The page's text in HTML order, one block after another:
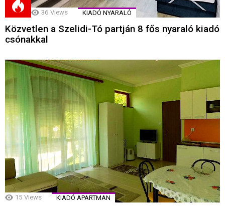
36 Views KIADÓ NYARALÓ
Közvetlen a Szelidi-Tó partján 8 fős nyaraló kiadó
csónakkal
15 Views KIADÓ APARTMAN